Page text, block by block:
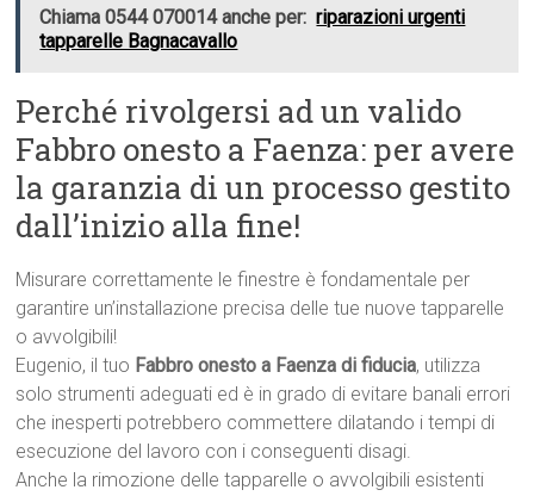
Chiama 0544 070014 anche per: riparazioni urgenti
tapparelle Bagnacavallo
Perché rivolgersi ad un valido
Fabbro onesto a Faenza: per avere
la garanzia di un processo gestito
dall’inizio alla fine!
Misurare correttamente le finestre è fondamentale per
garantire un’installazione precisa delle tue nuove tapparelle
o avvolgibili!
Eugenio, il tuo Fabbro onesto a Faenza di fiducia, utilizza
solo strumenti adeguati ed è in grado di evitare banali errori
che inesperti potrebbero commettere dilatando i tempi di
esecuzione del lavoro con i conseguenti disagi.
Anche la rimozione delle tapparelle o avvolgibili esistenti